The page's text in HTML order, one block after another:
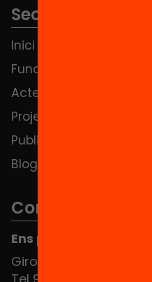
Seccions
Inici
Fundació
Actes
Projectes
Publicacions i vídeos
Blog
Contacte
Ens pots trobar al
Girona 34, interior